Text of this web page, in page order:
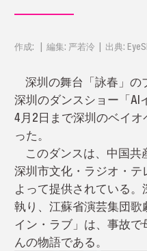
作成: | 編集: 严若泠 | 出典:
深圳の舞台「詠春」の
深圳のダンスショー「AI
4月2日まで深圳のベイ
った。
このダンスは、中国共
深圳市文化・ラジオ・
よって提供されている
執り、江蘇省演芸集団
イン・ラブ」は、事故
んの物語である。